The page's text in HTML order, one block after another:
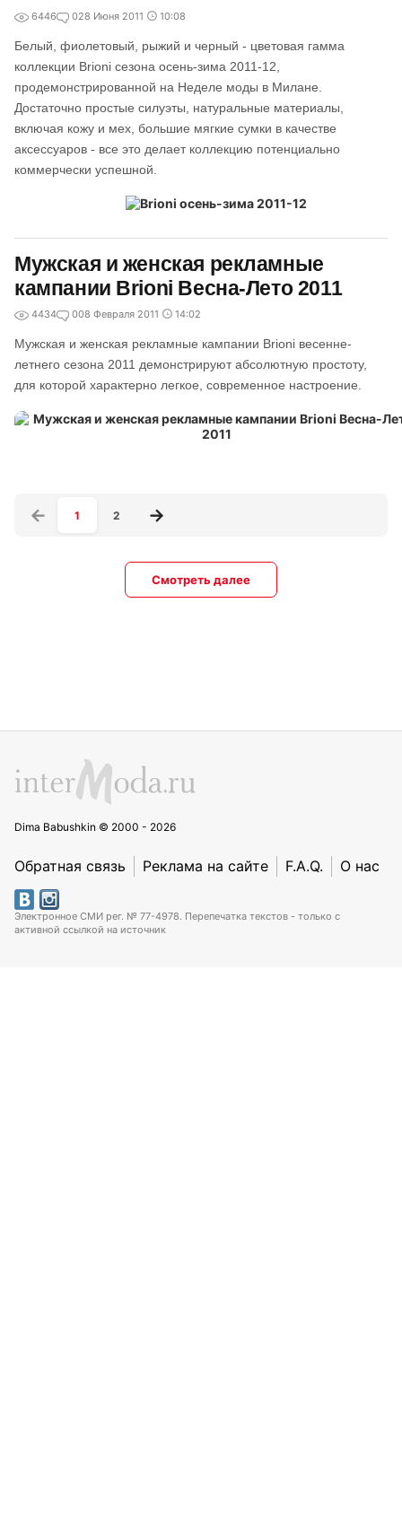
6446 028 Июня 2011 10:08
Белый, фиолетовый, рыжий и черный - цветовая гамма
коллекции Brioni сезона осень-зима 2011-12,
продемонстрированной на Неделе моды в Милане.
Достаточно простые силуэты, натуральные материалы,
включая кожу и мех, большие мягкие сумки в качестве
аксессуаров - все это делает коллекцию потенциально
коммерчески успешной.
Мужская и женская рекламные
кампании Brioni Весна-Лето 2011
4434 008 Февраля 2011 14:02
Мужская и женская рекламные кампании Brioni весенне-
летнего сезона 2011 демонстрируют абсолютную простоту,
для которой характерно легкое, современное настроение.
1 2
Смотреть далее
Dima Babushkin © 2000 - 2026
Обратная связь Реклама на сайте F.A.Q. О нас
Электронное СМИ рег. № 77-4978. Перепечатка текстов - только с
активной ссылкой на источник